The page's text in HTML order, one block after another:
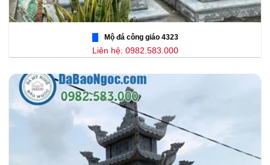
Mộ đá công giáo 4323
Liên hệ: 0982.583.000